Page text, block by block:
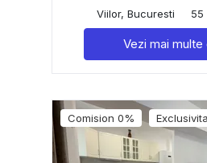
Viilor, Bucuresti
55
Vezi mai multe
Comision 0%